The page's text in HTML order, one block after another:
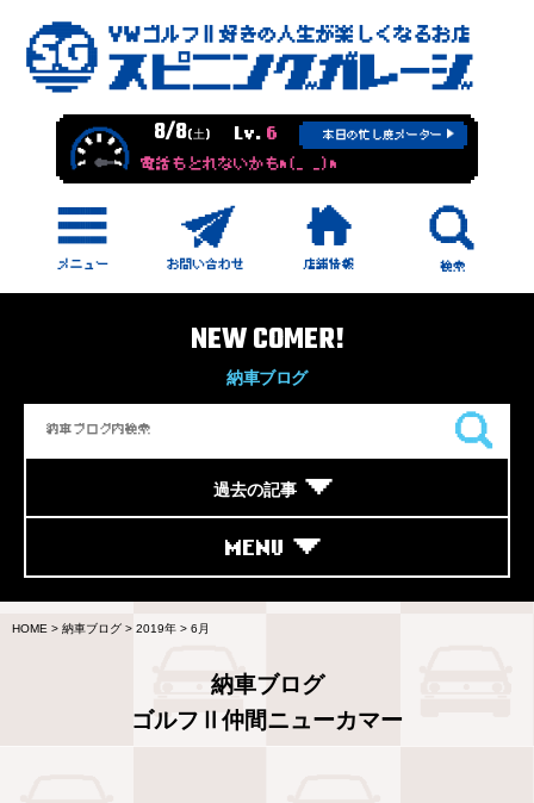
8/8(土) Lv. 6 本日の忙し度メーター
電話もとれないかもm(_ _)m
NEW COMER!
納車ブログ
過去の記事
MENU
HOME > 納車ブログ > 2019年 > 6月
納車ブログ
ゴルフⅡ仲間ニューカマー